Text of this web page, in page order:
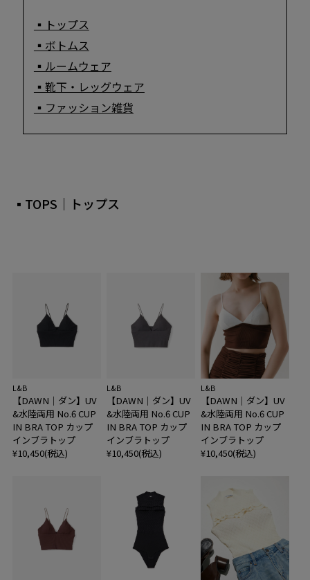
▪トップス
▪ボトムス
▪ルームウェア
▪靴下・レッグウェア
▪ファッション雑貨
▪TOPS｜トップス
L&B
【DAWN｜ダン】UV
&水陸両用 No.6 CUP
IN BRA TOP カップ
インブラトップ
¥10,450(税込)
L&B
【DAWN｜ダン】UV
&水陸両用 No.6 CUP
IN BRA TOP カップ
インブラトップ
¥10,450(税込)
L&B
【DAWN｜ダン】UV
&水陸両用 No.6 CUP
IN BRA TOP カップ
インブラトップ
¥10,450(税込)